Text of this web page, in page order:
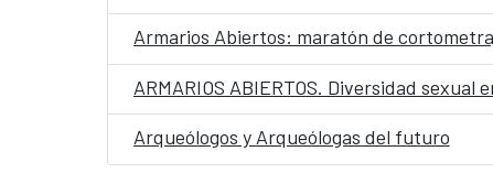
Armarios Abiertos: maratón de
ARMARIOS ABIERTOS. Diversidad
Arqueólogos y Arqueólogas del futuro